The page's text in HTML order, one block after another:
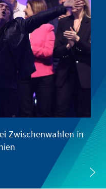
Zwischenwahlen in